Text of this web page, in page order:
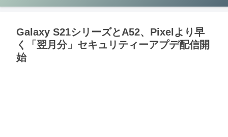
Galaxy S21シリーズとA52、Pixelより早
く「翌月分」セキュリティーアプデ配信開
始